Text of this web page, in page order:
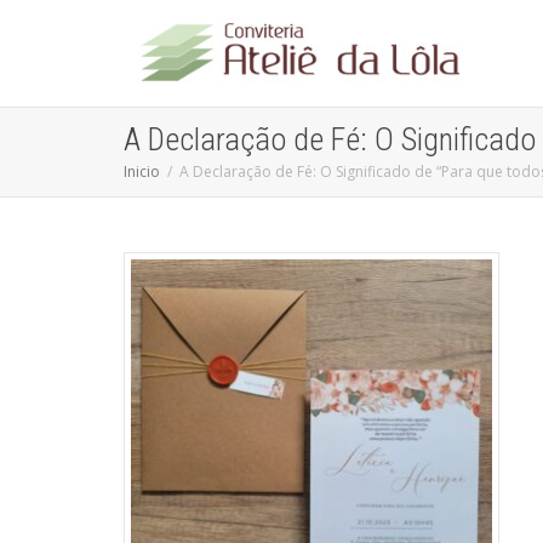
A Declaração de Fé: O
Inicio A Declaração de Fé: O Significado de “Para que